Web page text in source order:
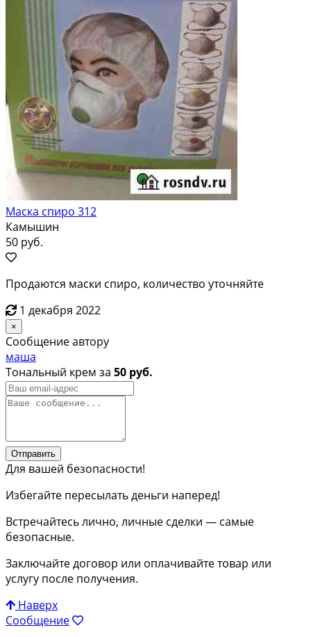
Маска спиро 312
Камышин
50 руб.
Продаются маски спиро, количество уточняйте
1 декабря 2022
×
Сообщение автору
маша
Тональный крем за 50 руб.
Отправить
Для вашей безопасности!
Избегайте пересылать деньги наперед!
Встречайтесь лично, личные сделки — самые
безопасные.
Заключайте договор или оплачивайте товар или
услугу после получения.
Наверх
Сообщение